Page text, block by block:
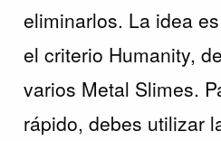
eliminarlos. La idea
el criterio Humanity,
varios Metal Slimes.
rápido, debes utilizar